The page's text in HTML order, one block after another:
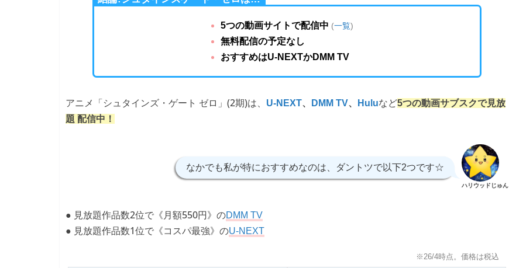
5つの動画サイトで配信中 (一覧)
無料配信の予定なし
おすすめはU-NEXTかDMM TV
アニメ「シュタインズ・ゲート ゼロ」(2期)は、 U-NEXT、 DMM TV、 Huluなど5つの動画サブスクで見放
題 配信中！
なかでも私が特におすすめなのは、ダントツで以下2つです☆
ハリウッドじゅん
● 見放題作品数2位で《月額550円》のDMM TV
● 見放題作品数1位で《コスパ最強》のU-NEXT
※26/4時点。価格は税込